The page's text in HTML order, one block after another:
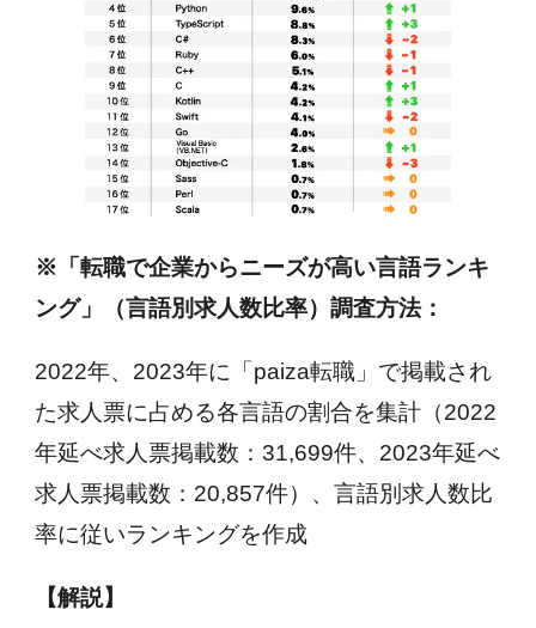
※「転職で企業からニーズが高い言語ランキ
ング」（言語別求人数比率）調査方法：
2022年、2023年に「paiza転職」で掲載され
た求人票に占める各言語の割合を集計（2022
年延べ求人票掲載数：31,699件、2023年延べ
求人票掲載数：20,857件）、言語別求人数比
率に従いランキングを作成
【解説】